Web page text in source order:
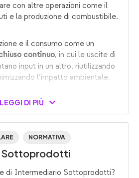
con altre operazioni come il
e la produzione di combustibile.
e il consumo come un
continuo, in cui le uscite di
input in un altro, riutilizzando
l’impatto ambientale.
LEGGI DI PIÙ
NORMATIVA
Sottoprodotti
di Intermediario Sottoprodotti?